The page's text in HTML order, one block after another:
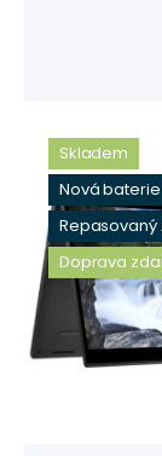
Skladem
Nová baterie
Repasovaný
Doprava